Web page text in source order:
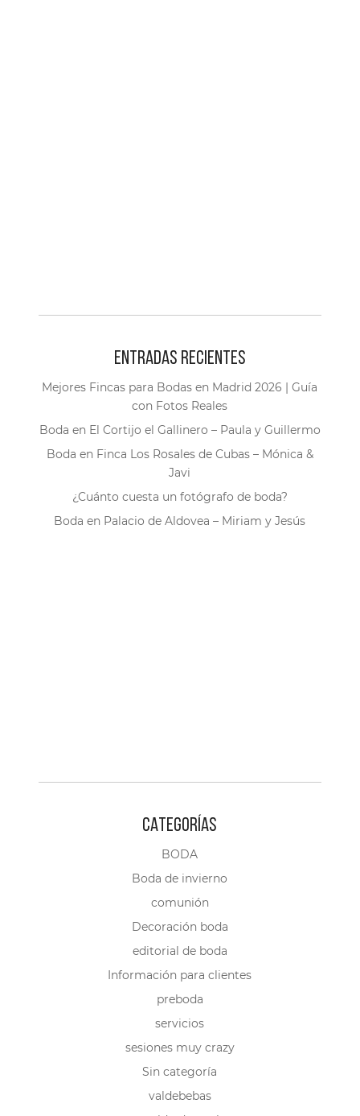
ENTRADAS RECIENTES
Mejores Fincas para Bodas en Madrid 2026 | Guía
con Fotos Reales
Boda en El Cortijo el Gallinero – Paula y Guillermo
Boda en Finca Los Rosales de Cubas – Mónica &
Javi
¿Cuánto cuesta un fotógrafo de boda?
Boda en Palacio de Aldovea – Miriam y Jesús
CATEGORÍAS
BODA
Boda de invierno
comunión
Decoración boda
editorial de boda
Información para clientes
preboda
servicios
sesiones muy crazy
Sin categoría
valdebebas